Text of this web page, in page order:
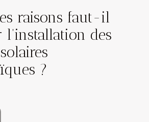
raisons faut-il
des
?